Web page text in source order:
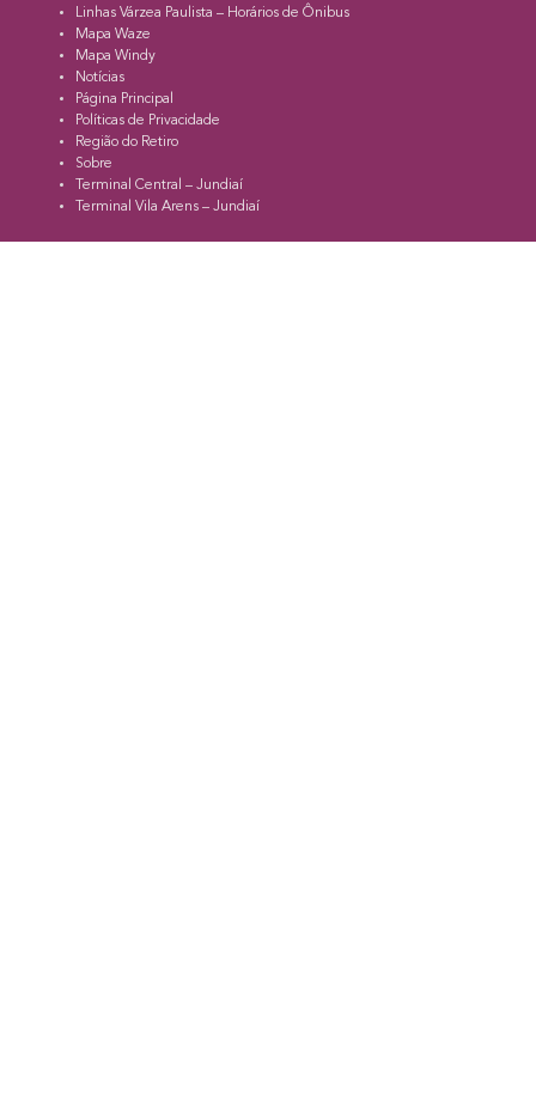
Linhas Várzea Paulista – Horários de Ônibus
Mapa Waze
Mapa Windy
Notícias
Página Principal
Políticas de Privacidade
Região do Retiro
Sobre
Terminal Central – Jundiaí
Terminal Vila Arens – Jundiaí